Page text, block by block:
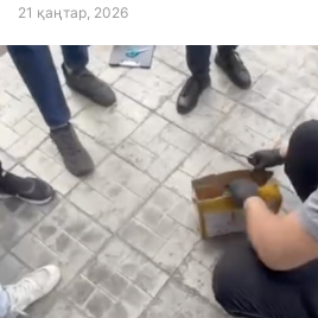
21 қаңтар, 2026